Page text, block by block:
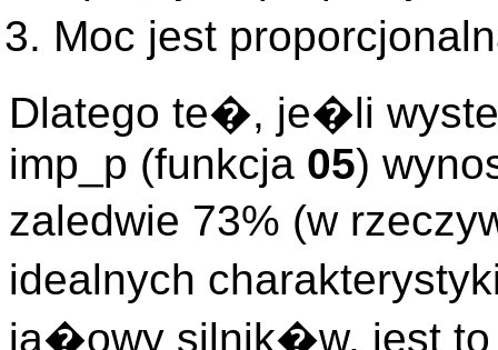
Moc jest
Dlatego te�, je�li
imp_p (funkcja 05)
zaledwie 73% (w
idealnych
ja�owy silnik�w, jest